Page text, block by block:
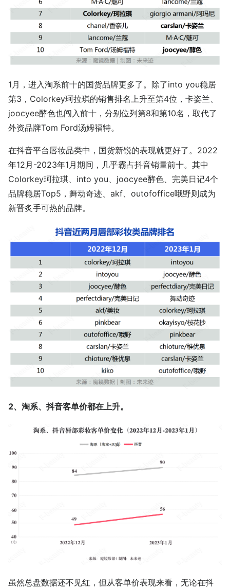
1月，进入淘系前十的国货品牌更多了。除了into you稳居
第3，Colorkey珂拉琪的销售排名上升至第4位，卡姿兰、
joocyee酵色也闯入前十，分别位列第8和第10名，取代了
外资品牌Tom Ford汤姆福特。
在抖音平台唇妆品类中，国货新锐的表现就更好了。2022
年12月-2023年1月期间，几乎霸占抖音销量前十。其中
Colorkey珂拉琪、into you、joocyee酵色、完美日记4个
品牌稳居Top5，舞动奇迹、akf、outofoffice哦野则成为
新晋炙手可热的品牌。
2、淘系、抖音客单价都在上升。
虽然总盘数据还不见红，但从客单价表现来看，无论在抖